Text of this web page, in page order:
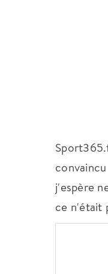
j'espère
ce n'était